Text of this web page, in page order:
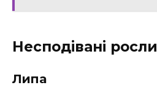
Несподівані
Липа